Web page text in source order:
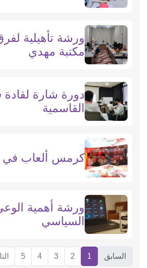
ورشة تأهيلية
مكتبة مهدي
دورة شارة لقادة
القاسمية
كرمس ألعاب في
ورشة أهمية
السياسي
السابق 1
2
3
4
5